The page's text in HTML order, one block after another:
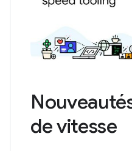
de vitesse